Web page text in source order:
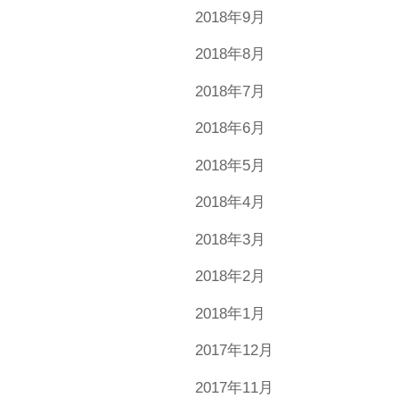
2018年9月
2018年8月
2018年7月
2018年6月
2018年5月
2018年4月
2018年3月
2018年2月
2018年1月
2017年12月
2017年11月